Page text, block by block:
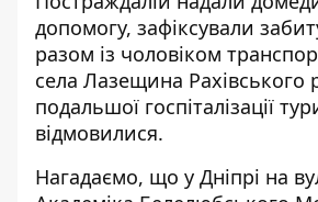
допомогу, зафіксували
разом із чоловіком
села Лазещина Рахівського
подальшої госпіталізації
відмовилися.
Нагадаємо, що у Дніпрі на